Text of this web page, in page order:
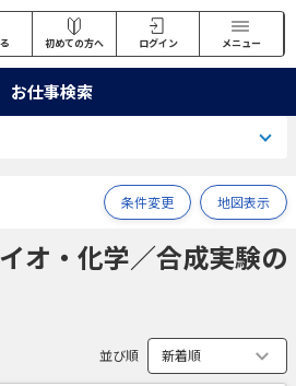
初めての方へ ログイン メニュー
お仕事検索
条件変更 地図表示
オ・化学／合成実験の
並び順